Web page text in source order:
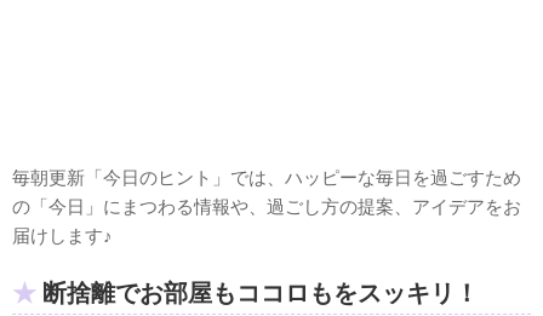
毎朝更新「今日のヒント」では、ハッピーな毎日を過ごすため
の「今日」にまつわる情報や、過ごし方の提案、アイデアをお
届けします♪
断捨離でお部屋もココロもをスッキリ！